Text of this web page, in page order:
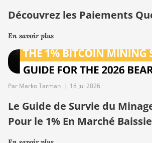
Découvrez les Paiements
En savoir plus
Par Marko Tarman | 18 Jul 2026
Le Guide de Survie du
Pour le 1% En Marché